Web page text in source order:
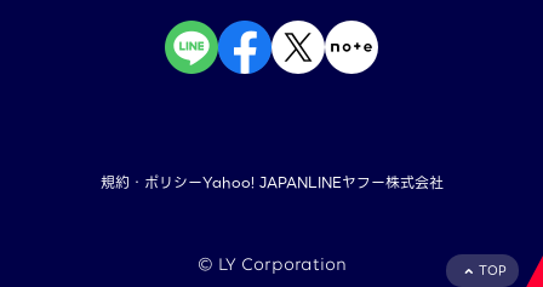
TOP
規約・ポリシーYahoo! JAPANLINEヤフー株式会社
©︎ LY Corporation